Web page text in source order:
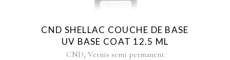
CND SHELLAC COUCHE DE BASE
UV BASE COAT 12.5 ML
CND, Vernis semi permanent